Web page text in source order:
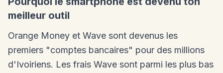
meilleur outil
Orange Money et Wave sont devenus les
premiers "comptes bancaires" pour des millions
d'Ivoiriens. Les frais Wave sont parmi les plus bas